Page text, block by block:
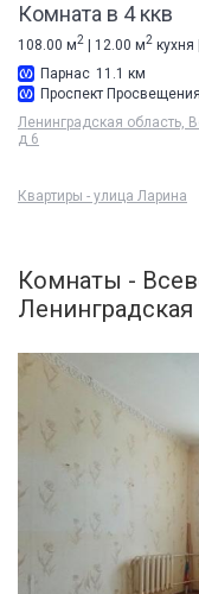
Комната в 4 ккв
108.00 м2 | 12.00 м2
Парнас 11.1 км
Проспект Просвещения
Ленинградская область,
д 6
Квартиры - улица Ларина
Комнаты -
Ленинградская